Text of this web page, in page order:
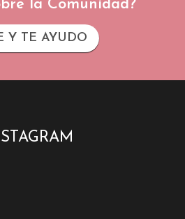
la Comunidad?
Y TE AYUDO